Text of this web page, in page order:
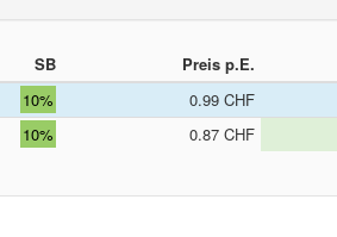
SB Preis p.E.
10%
0.99 CHF
10% 0.87 CHF